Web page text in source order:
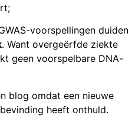
voorspellingen duiden
. Want overgeërfde ziekte
geen voorspelbare DNA-
blog omdat een nieuwe
heeft onthuld.